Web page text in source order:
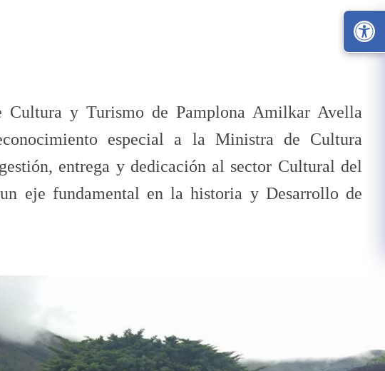
y Turismo de Pamplona Amilkar Avella
especial a la Ministra de Cultura
entrega y dedicación al sector Cultural del
eje fundamental en la historia y Desarrollo de